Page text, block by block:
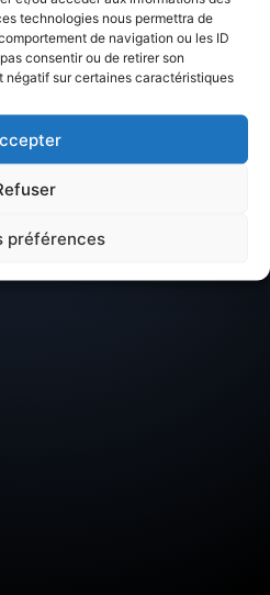
technologies nous permettra de
de navigation ou les ID
consentir ou de retirer son
sur certaines caractéristiques
préférences
Saule